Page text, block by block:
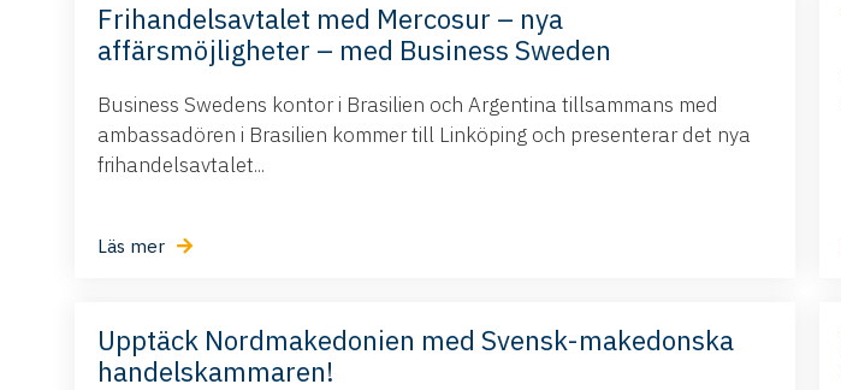
Frihandelsavtalet med Mercosur – nya
affärsmöjligheter – med Business Sweden
Business Swedens kontor i Brasilien och Argentina tillsammans med
ambassadören i Brasilien kommer till Linköping och presenterar det nya
frihandelsavtalet...
Läs mer
Upptäck Nordmakedonien med Svensk-makedonska
handelskammaren!